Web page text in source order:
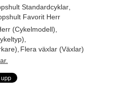
Standardcyklar
Favorit Herr
(Cykelmodell)
Flera växlar (Växlar)